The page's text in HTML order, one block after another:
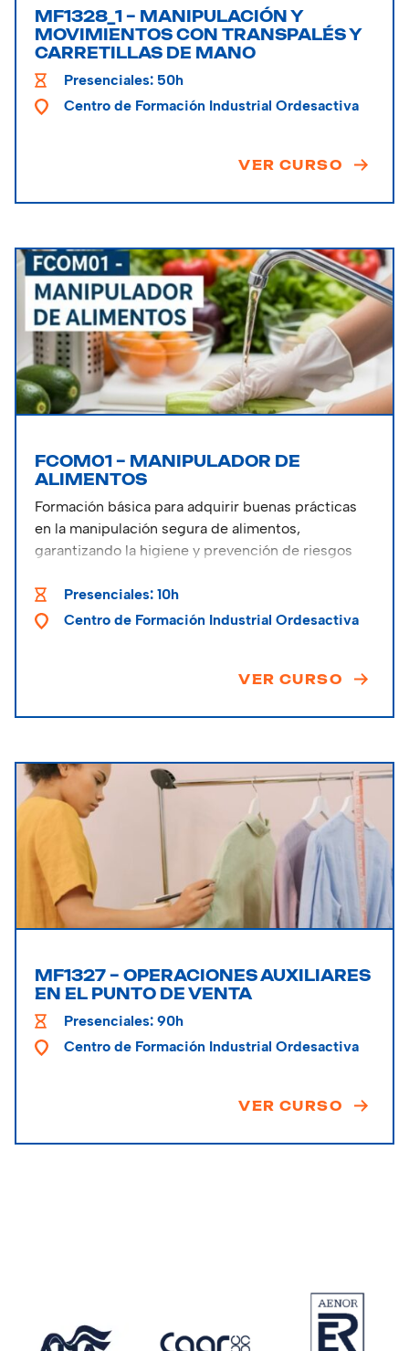
MF1328_1 – MANIPULACIÓN Y
MOVIMIENTOS CON TRANSPALÉS Y
CARRETILLAS DE MANO
Presenciales: 50h
Centro de Formación Industrial Ordesactiva
VER CURSO
FCOM01 – MANIPULADOR DE
ALIMENTOS
Formación básica para adquirir buenas prácticas
en la manipulación segura de alimentos,
garantizando la higiene y prevención de riesgos
Presenciales: 10h
Centro de Formación Industrial Ordesactiva
VER CURSO
MF1327 – OPERACIONES AUXILIARES
EN EL PUNTO DE VENTA
Presenciales: 90h
Centro de Formación Industrial Ordesactiva
VER CURSO